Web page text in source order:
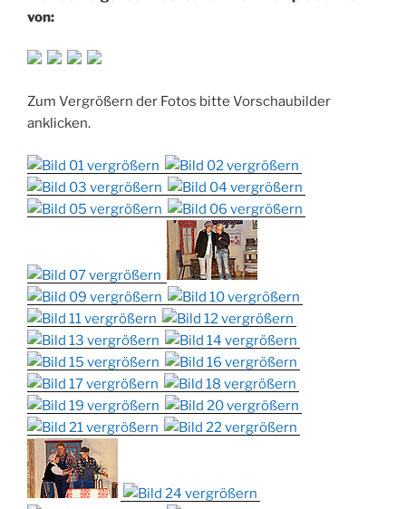
von:
Zum Vergrößern der Fotos bitte Vorschaubilder
anklicken.